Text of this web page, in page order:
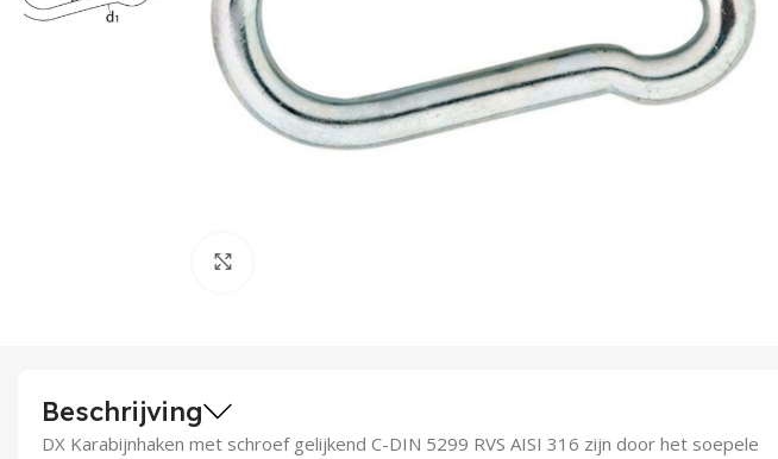
Beschrijving
DX Karabijnhaken met schroef gelijkend C-DIN 5299 RVS AISI 316 zijn door het soepele